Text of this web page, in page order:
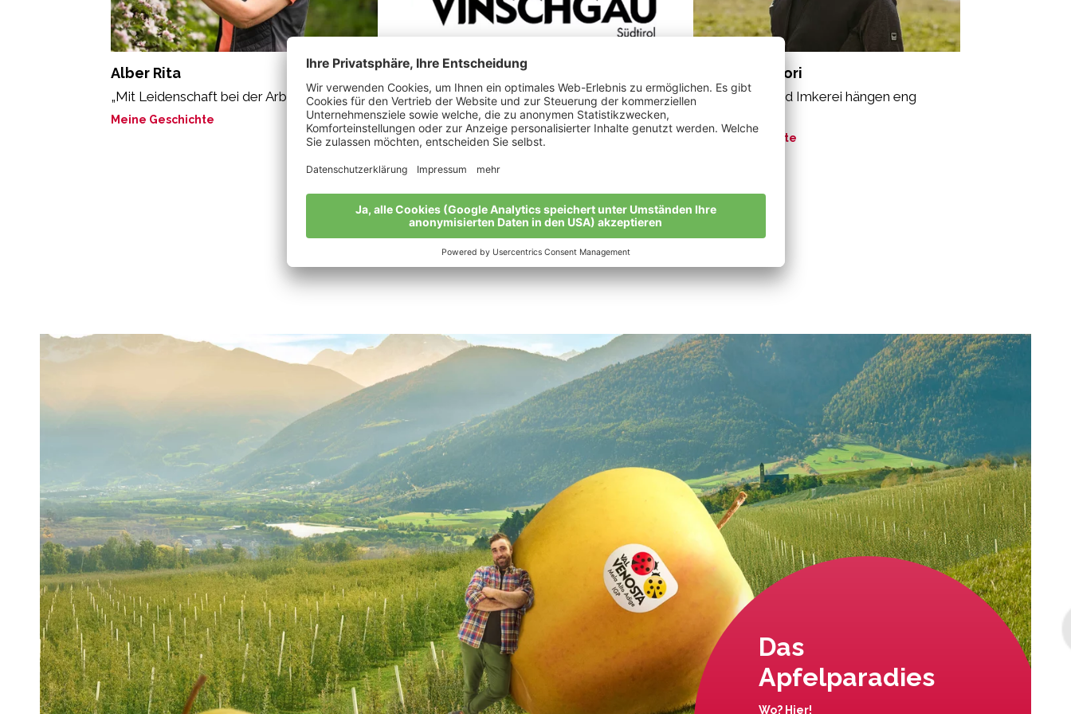
Alber Rita
„Mit Leidenschaft bei der Arbeit“
Meine Geschichte
Perkmann Michael
Meine Geschichte
Tappeiner Flori
„Apfelanbau und Imkerei hängen eng
Meine Geschichte
Alle Bio-Bauern im Überblick
Das
Apfelparadies
Wo? Hier!